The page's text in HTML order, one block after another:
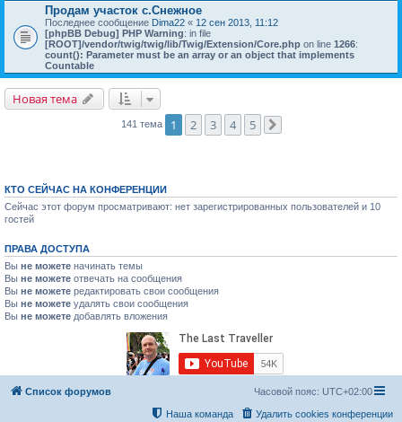
Продам участок с.Снежное
Последнее сообщение Dima22 « 12 сен 2013, 11:12
[phpBB Debug] PHP Warning: in file
[ROOT]/vendor/twig/twig/lib/Twig/Extension/Core.php on line 1266:
count(): Parameter must be an array or an object that implements
Countable
Новая тема
141 тема 1 2 3 4 5
КТО СЕЙЧАС НА КОНФЕРЕНЦИИ
Сейчас этот форум просматривают: нет зарегистрированных пользователей и 10
гостей
ПРАВА ДОСТУПА
Вы не можете начинать темы
Вы не можете отвечать на сообщения
Вы не можете редактировать свои сообщения
Вы не можете удалять свои сообщения
Вы не можете добавлять вложения
Список форумов Часовой пояс: UTC+02:00
Удалить cookies конференции
Наша команда